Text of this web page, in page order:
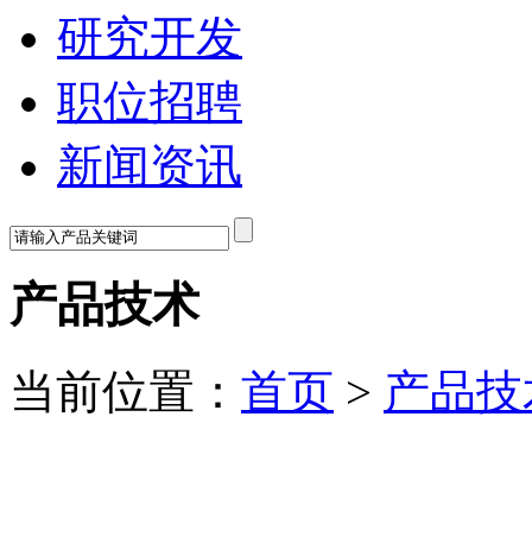
研究开发
职位招聘
新闻资讯
产品技术
当前位置： 首页 > 产品